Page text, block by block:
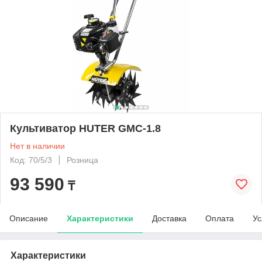
Культиватор HUTER GMC-1.8
Нет в наличии
Код: 70/5/3
Розница
93 590 ₸
Описание Характеристики Доставка Оплата
Характеристики